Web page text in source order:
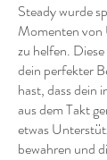
Steady wurde
Momenten von
zu helfen.
dein perfekter
hast, dass dein
aus dem Takt
etwas
bewahren und